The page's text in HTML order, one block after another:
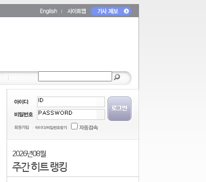
2026년 08월
주간 히트 랭킹